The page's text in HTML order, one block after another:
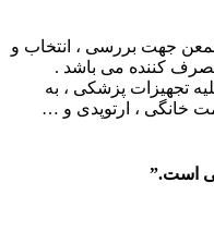
جهت بررسی ، انتخاب و
مصرف کننده می باشد .
تجهیزات پزشکی ، به
خانگی ، ارتوپدی و …
است.”